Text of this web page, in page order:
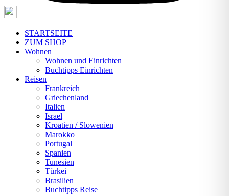
STARTSEITE
ZUM SHOP
Wohnen
Wohnen und Einrichten
Buchtipps Einrichten
Reisen
Frankreich
Griechenland
Italien
Israel
Kroatien / Slowenien
Marokko
Portugal
Spanien
Tunesien
Türkei
Brasilien
Buchtipps Reise